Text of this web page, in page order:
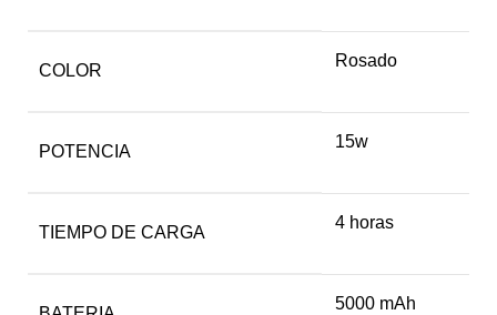
COLOR
Rosado
POTENCIA
15w
TIEMPO DE CARGA
4 horas
5000 mAh